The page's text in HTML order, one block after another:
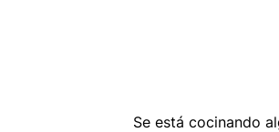
Se está cocinando